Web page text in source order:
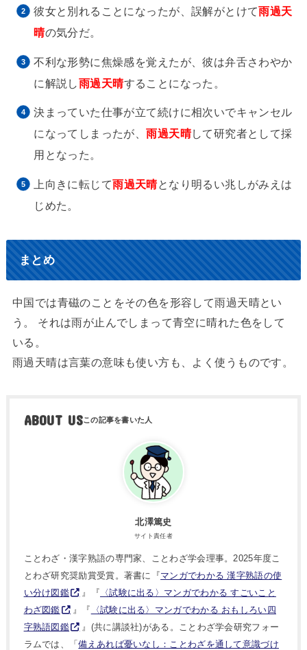
彼女と別れることになったが、誤解がとけて雨過天
晴の気分だ。
不利な形勢に焦燥感を覚えたが、彼は弁舌さわやか
に解説し雨過天晴することになった。
決まっていた仕事が立て続けに相次いでキャンセル
になってしまったが、雨過天晴して研究者として採
用となった。
上向きに転じて雨過天晴となり明るい兆しがみえは
じめた。
まとめ
中国では青磁のことをその色を形容して雨過天晴とい
う。 それは雨が止んでしまって青空に晴れた色をして
いる。
雨過天晴は言葉の意味も使い方も、よく使うものです。
ABOUT US
北澤篤史
サイト責任者
ことわざ・漢字熟語の専門家、ことわざ学会理事。2025年度こ
とわざ研究奨励賞受賞。著書に『マンガでわかる 漢字熟語の使
い分け図鑑
』『 〈試験に出る〉マンガでわかる すごいこと
わざ図鑑
』『
〈試験に出る〉マンガでわかる おもしろい四
字熟語図鑑
』(共に講談社)がある。ことわざ学会研究フォー
ラムでは、「備えあれば憂いなし：ことわざを通して意識づけ